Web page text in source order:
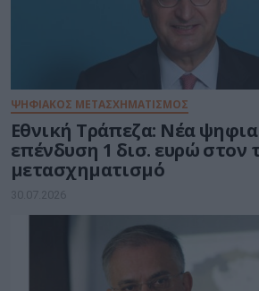
ΨΗΦΙΑΚΟΣ ΜΕΤΑΣΧΗΜΑΤΙΣΜΟΣ
Εθνική Τράπεζα: Νέα
επένδυση 1 δισ. ευρώ στον
μετασχηματισμό
30.07.2026